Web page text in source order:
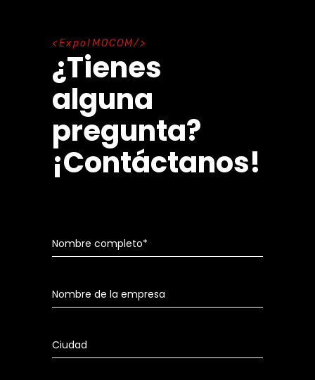
ExpoIMOCOM
¿Tienes
alguna
pregunta?
¡Contáctanos!